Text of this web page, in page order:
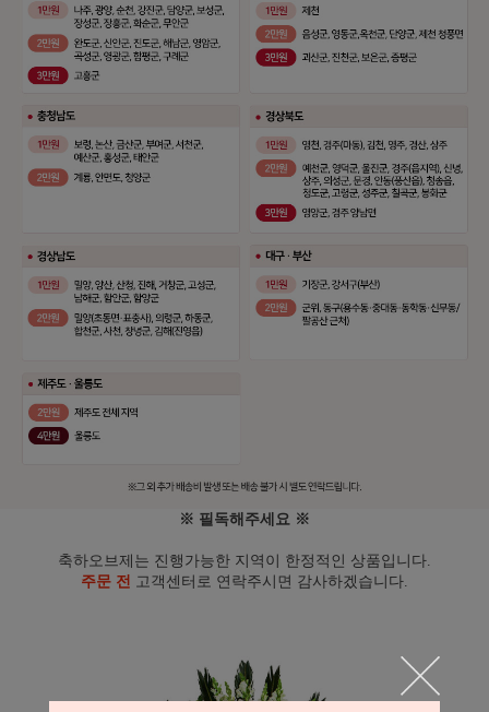
※ 필독해주세요 ※
축하오브제는 진행가능한 지역이 한정적인 상품입니다.
주문 전 고객센터로 연락주시면 감사하겠습니다.